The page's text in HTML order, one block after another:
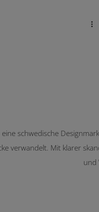
schwedische
verwandelt. Mit klarer
und